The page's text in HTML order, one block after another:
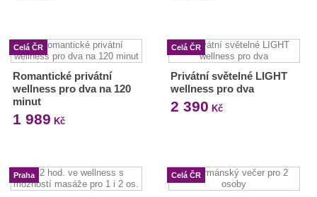
Celá ČR
Romantické privátní
wellness pro dva na 120
minut
1 989 Kč
Celá ČR
Privátní světelné LIGHT
wellness pro dva
2 390 Kč
Praha Celá ČR